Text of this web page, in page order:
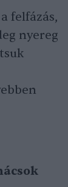
felfázás,
nyereg